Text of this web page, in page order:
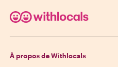
À propos de Withlocals